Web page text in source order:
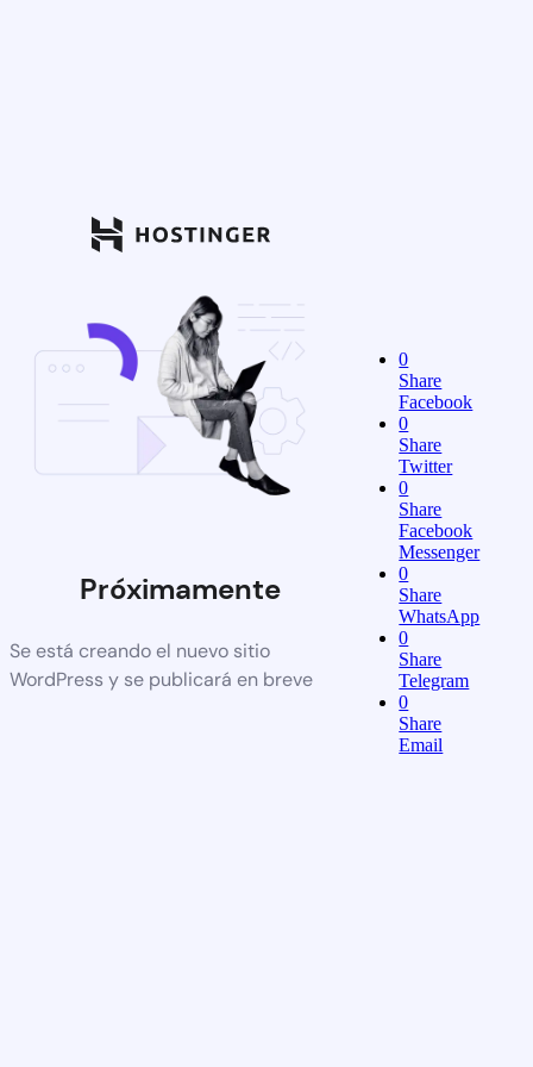
Próximamente
Se está creando el nuevo sitio
WordPress y se publicará en breve
0
Share
Facebook
0
Share
Twitter
0
Share
Facebook
Messenger
0
Share
WhatsApp
0
Share
Telegram
0
Share
Email